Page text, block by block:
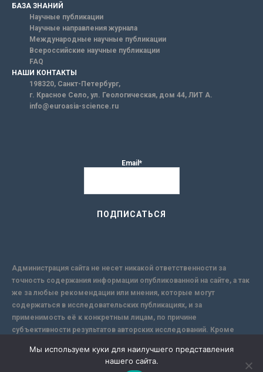
БАЗА ЗНАНИЙ
Научные публикации
Научные направления журнала
Международные научные публикации
Всероссийские научные публикации
FAQ
НАШИ КОНТАКТЫ
198320, Санкт-Петербург,
г. Красное Село, ул. Геологическая, дом 44, ЛИТ А.
info@euroasia-science.ru
Email*
Администрация сайта не несет никакой ответственности за
точность содержания информации опубликованной на сайте, а так
же за любые рекомендации или мнения, которые могут
содержаться в исследовательских публикациях, и за
применимость её к конкретным лицам, по причине
субъективности результатов авторских исследований. Кроме
надежной защиты информации, Сайт не несет ответственности за
Мы используем куки для наилучшего представления
нашего сайта.